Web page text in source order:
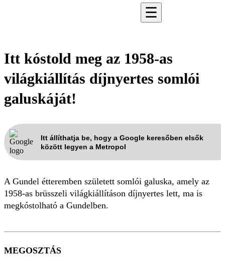
☰
Itt kóstold meg az 1958-as
világkiállítás díjnyertes somlói
galuskáját!
Itt állíthatja be, hogy a Google keresőben elsők
között legyen a Metropol
A Gundel étteremben született somlói galuska, amely az
1958-as brüsszeli világkiállításon díjnyertes lett, ma is
megkóstolható a Gundelben.
MEGOSZTÁS